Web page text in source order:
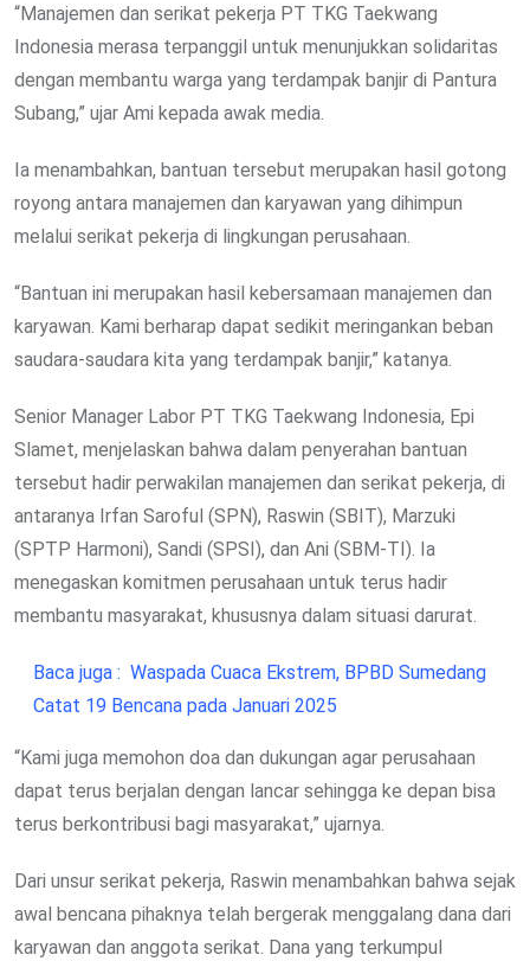
“Manajemen dan serikat pekerja PT TKG Taekwang
Indonesia merasa terpanggil untuk menunjukkan solidaritas
dengan membantu warga yang terdampak banjir di Pantura
Subang,” ujar Ami kepada awak media.
Ia menambahkan, bantuan tersebut merupakan hasil gotong
royong antara manajemen dan karyawan yang dihimpun
melalui serikat pekerja di lingkungan perusahaan.
“Bantuan ini merupakan hasil kebersamaan manajemen dan
karyawan. Kami berharap dapat sedikit meringankan beban
saudara-saudara kita yang terdampak banjir,” katanya.
Senior Manager Labor PT TKG Taekwang Indonesia, Epi
Slamet, menjelaskan bahwa dalam penyerahan bantuan
tersebut hadir perwakilan manajemen dan serikat pekerja, di
antaranya Irfan Saroful (SPN), Raswin (SBIT), Marzuki
(SPTP Harmoni), Sandi (SPSI), dan Ani (SBM-TI). Ia
menegaskan komitmen perusahaan untuk terus hadir
membantu masyarakat, khususnya dalam situasi darurat.
Baca juga : Waspada Cuaca Ekstrem, BPBD Sumedang
Catat 19 Bencana pada Januari 2025
“Kami juga memohon doa dan dukungan agar perusahaan
dapat terus berjalan dengan lancar sehingga ke depan bisa
terus berkontribusi bagi masyarakat,” ujarnya.
Dari unsur serikat pekerja, Raswin menambahkan bahwa sejak
awal bencana pihaknya telah bergerak menggalang dana dari
karyawan dan anggota serikat. Dana yang terkumpul